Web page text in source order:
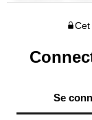
Se